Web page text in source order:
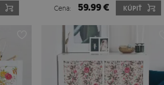
Cena: 59.99 € KÚPIŤ